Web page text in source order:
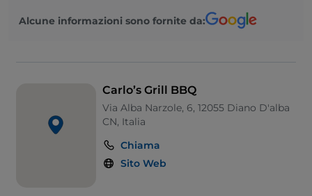
Alcune informazioni sono fornite da:
Carlo’s Grill BBQ
Via Alba Narzole, 6, 12055 Diano D'alba
CN, Italia
Chiama
Sito Web